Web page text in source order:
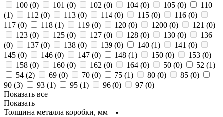
100 (0) 101 (0) 102 (0) 104 (0) 105 (0)
110
(1) 112 (0) 113 (0) 114 (0) 115 (0) 116 (0)
117 (0) 118 (1) 119 (0) 120 (0) 1200 (0) 121 (0)
123 (0) 125 (0) 127 (0) 128 (0) 130 (0)
136
(0) 137 (0) 138 (0) 139 (0) 140 (1) 141 (0)
145 (0) 146 (0) 147 (0) 148 (1) 150 (0) 153 (0)
158 (0) 160 (0) 162 (0) 164 (0) 50 (0) 52 (1)
54 (2) 69 (0) 70 (0) 75 (1) 80 (0) 85 (0)
90 (3) 93 (1) 95 (1) 96 (0) 97 (0)
Показать все
Показать
Толщина металла коробки, мм